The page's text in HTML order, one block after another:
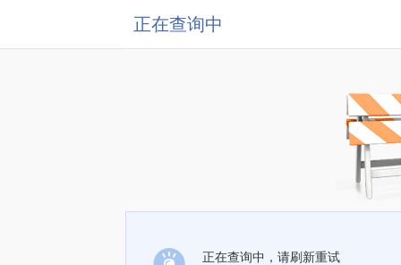
正在查询中
正在查询中，请刷新重试